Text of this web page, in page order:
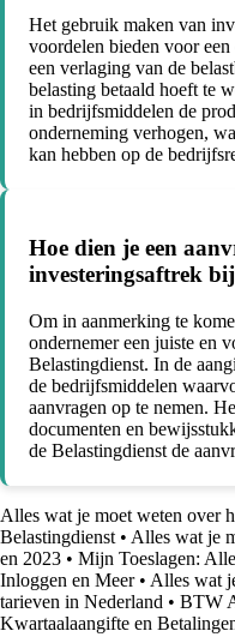
Het gebruik maken van
voordelen bieden voor
een verlaging van de
belasting betaald hoeft te
in bedrijfsmiddelen de
onderneming verhogen,
kan hebben op de
Hoe dien je een
investeringsaftrek
Om in aanmerking te
ondernemer een juiste en
Belastingdienst. In de
de bedrijfsmiddelen
aanvragen op te nemen.
documenten en
de Belastingdienst de
Alles wat je moet weten over
Belastingdienst • Alles wat je
en 2023 • Mijn Toeslagen:
Inloggen en Meer• Alles wat
tarieven in Nederland • BTW
Kwartaalaangifte en